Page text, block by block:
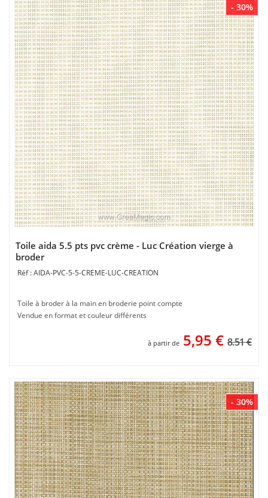
- 30%
Toile aida 5.5 pts pvc crème - Luc Création vierge à
broder
AIDA-PVC-5-5-CREME-LUC-CREATION
Toile à broder à la main en broderie point compte
Vendue en format et couleur différents
à partir de 5,95 € 8.51 €
- 30%